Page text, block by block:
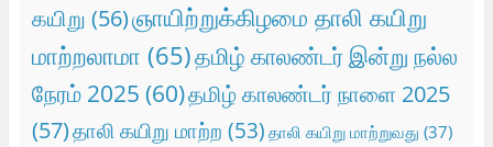
கயிறு (56)ஞாயிற்றுக்கிழமை தாலி கயிறு
மாற்றலாமா (65)தமிழ் காலண்டர் இன்று நல்ல
நேரம் 2025 (60)தமிழ் காலண்டர் நாளை 2025
(57)தாலி கயிறு மாற்ற (53) தாலி கயிறு மாற்றுவது (37)